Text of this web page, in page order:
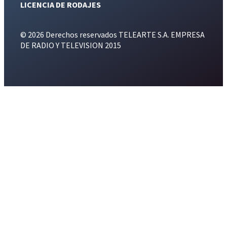
LICENCIA DE RODAJES
© 2026 Derechos reservados TELEARTE S.A. EMPRESA
DE RADIO Y TELEVISION 2015